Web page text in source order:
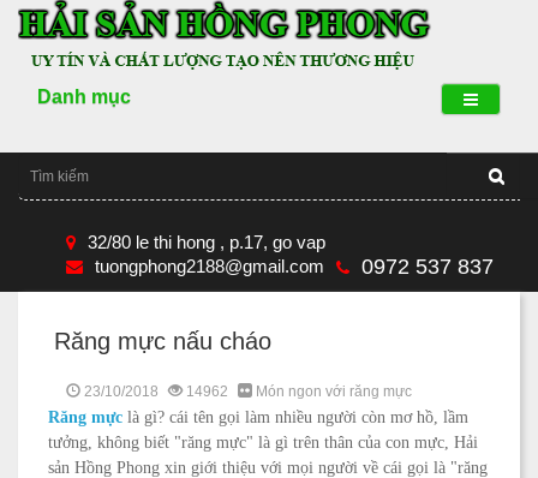
Danh mục
32/80 le thi hong , p.17, go vap
tuongphong2188@gmail.com
0972 537 837
Răng mực nấu cháo
23/10/2018 14962 Món ngon với răng mực
Răng mực là gì? cái tên gọi làm nhiều người còn mơ hồ, lầm
tưởng, không biết "răng mực" là gì trên thân của con mực, Hải
sản Hồng Phong xin giới thiệu với mọi người về cái gọi là "răng